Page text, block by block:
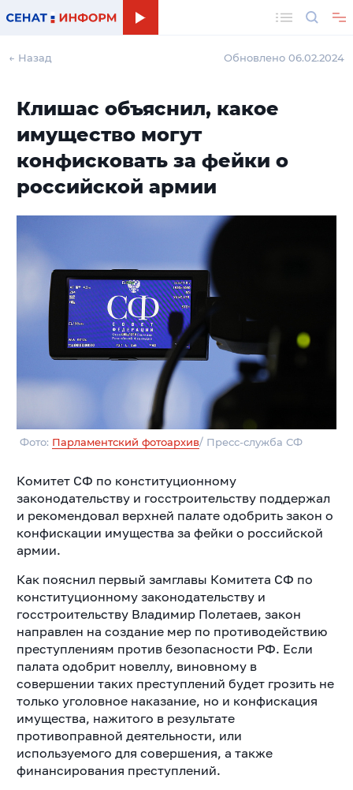
← Назад Обновлено 06.02.2024
Клишас объяснил, какое
имущество могут
конфисковать за фейки о
российской армии
Фото: Парламентский фотоархив/ Пресс-служба СФ
Комитет СФ по конституционному
законодательству и госстроительству поддержал
и рекомендовал верхней палате одобрить закон о
конфискации имущества за фейки о российской
армии.
Как пояснил первый замглавы Комитета СФ по
конституционному законодательству и
госстроительству Владимир Полетаев, закон
направлен на создание мер по противодействию
преступлениям против безопасности РФ. Если
палата одобрит новеллу, виновному в
совершении таких преступлений будет грозить не
только уголовное наказание, но и конфискация
имущества, нажитого в результате
противоправной деятельности, или
используемого для совершения, а также
финансирования преступлений.